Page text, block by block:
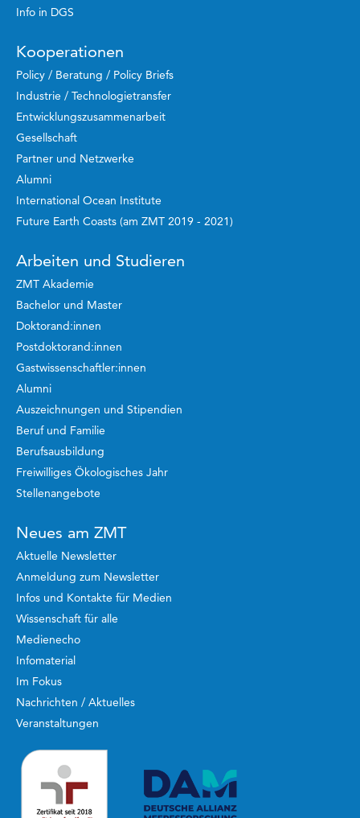
Info in DGS
Kooperationen
Policy / Beratung / Policy Briefs
Industrie / Technologietransfer
Entwicklungszusammenarbeit
Gesellschaft
Partner und Netzwerke
Alumni
International Ocean Institute
Future Earth Coasts (am ZMT 2019 - 2021)
Arbeiten und Studieren
ZMT Akademie
Bachelor und Master
Doktorand:innen
Postdoktorand:innen
Gastwissenschaftler:innen
Alumni
Auszeichnungen und Stipendien
Beruf und Familie
Berufsausbildung
Freiwilliges Ökologisches Jahr
Stellenangebote
Neues am ZMT
Aktuelle Newsletter
Anmeldung zum Newsletter
Infos und Kontakte für Medien
Wissenschaft für alle
Medienecho
Infomaterial
Im Fokus
Nachrichten / Aktuelles
Veranstaltungen